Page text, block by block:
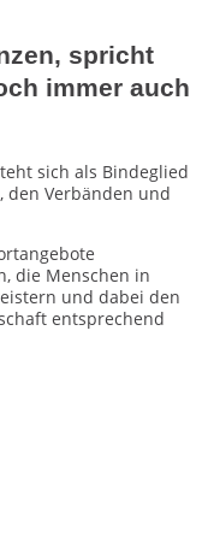
spricht
immer auch
sich als Bindeglied
den Verbänden und
die Menschen in
und dabei den
entsprechend